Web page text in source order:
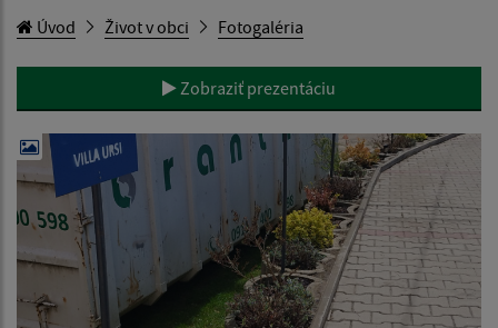
Úvod Život v obci Fotogaléria
Zobraziť prezentáciu